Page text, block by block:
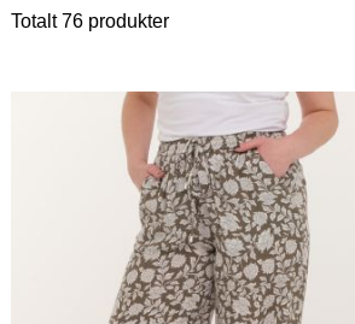
Totalt76 produkter